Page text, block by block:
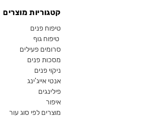
קטגוריות מוצרים
טיפוח פנים
טיפוח גוף
סרומים פעילים
מסכות פנים
ניקוי פנים
אנטי אייג'ינג
פילינגים
איפור
מוצרים לפי סוג עור